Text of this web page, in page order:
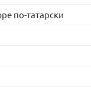
по-татарски